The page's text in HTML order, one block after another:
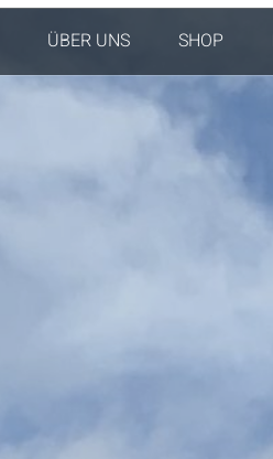
ÜBER UNS SHOP